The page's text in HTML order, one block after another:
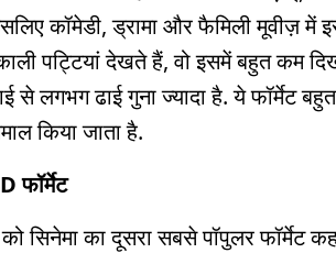
कॉमेडी, ड्रामा और फैमिली मूवीज़ में
पट्टियां देखते हैं, वो इसमें बहुत कम
से लगभग ढाई गुना ज्यादा है. ये फॉर्मेट
किया जाता है.
फॉर्मेट
सिनेमा का दूसरा सबसे पॉपुलर फॉर्मेट